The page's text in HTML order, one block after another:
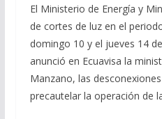
El Ministerio de Energía y
de cortes de luz en el
domingo 10 y el jueves 14
anunció en Ecuavisa la
Manzano, las
precautelar la operación de